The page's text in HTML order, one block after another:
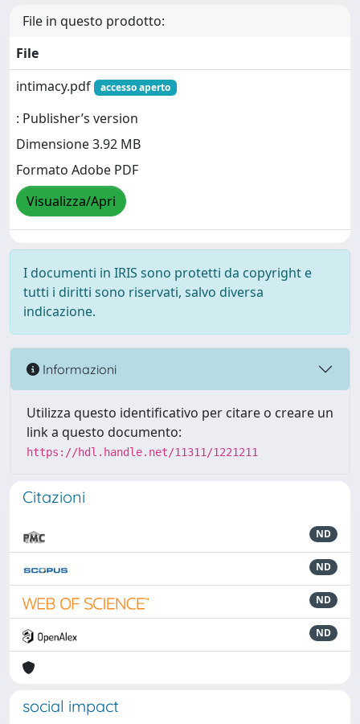
File in questo prodotto:
File
intimacy.pdf
accesso aperto
: Publisher’s version
Dimensione 3.92 MB
Formato Adobe PDF
Visualizza/Apri
I documenti in IRIS sono protetti da copyright e
tutti i diritti sono riservati, salvo diversa
indicazione.
Informazioni
Utilizza questo identificativo per citare o creare un
link a questo documento:
https://hdl.handle.net/11311/1221211
Citazioni
ND
ND
ND
ND
social impact